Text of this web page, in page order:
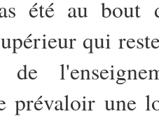
été au bout
qui
de
prévaloir une